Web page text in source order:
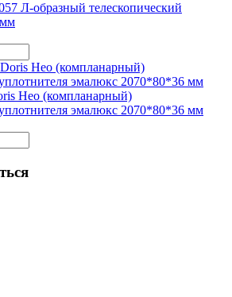
Л-образный телескопический
Нео (компланарный)
эмалюкс 2070*80*36 мм